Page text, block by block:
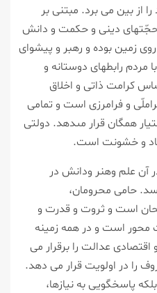
از بين مى‏ برد. مبتنى بر
دينى و حكمت و دانش
زمين بوده و رهبر و پيشواى
رابطه‏اى دوستانه و
كرامت ذاتى و اخلاق
و فرامرزى است و تمامى
همگان قرار مى‏دهد. دولتى
و خشونت است.
آن علم وهنر ودانش در
حامى محرومان،
است و ثروت و قدرت و
محور است و در همه زمينه
عدالت را برقرار مى‏
را در اولويت قرار مى‏ دهد.
پاسخگويى به نيازها،